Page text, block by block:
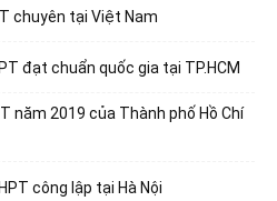
chuyên tại Việt Nam
đạt chuẩn quốc gia tại TP.HCM
năm 2019 của Thành phố Hồ Chí
công lập tại Hà Nội